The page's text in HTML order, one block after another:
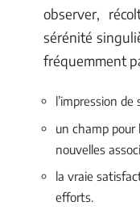
observer,
sérénité
fréquemment
l’impression
un champ pour
nouvelles
la vraie
efforts.